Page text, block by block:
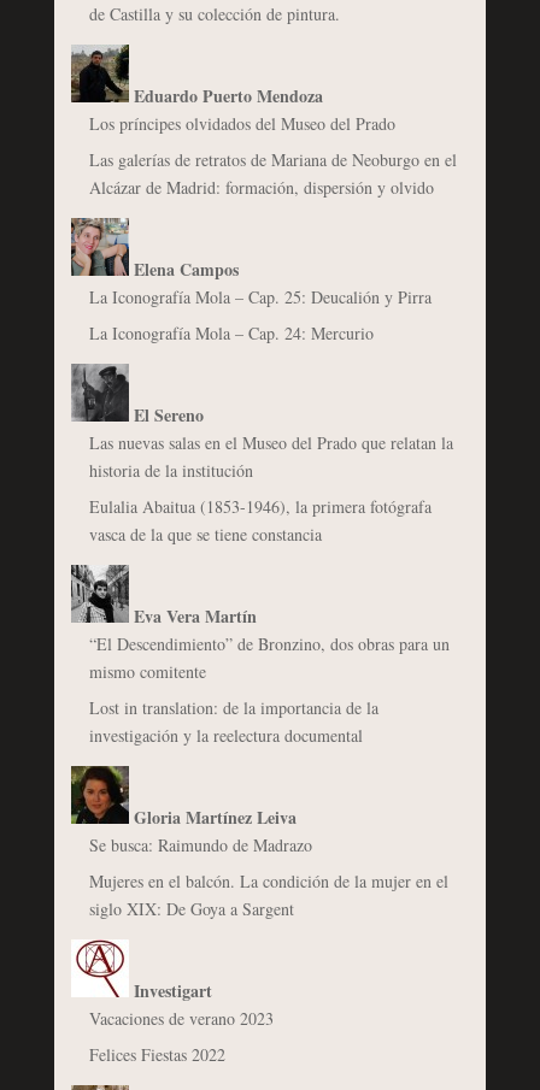
de Castilla y su colección de pintura.
Eduardo Puerto Mendoza
Los príncipes olvidados del Museo del Prado
Las galerías de retratos de Mariana de Neoburgo en el
Alcázar de Madrid: formación, dispersión y olvido
Elena Campos
La Iconografía Mola – Cap. 25: Deucalión y Pirra
La Iconografía Mola – Cap. 24: Mercurio
El Sereno
Las nuevas salas en el Museo del Prado que relatan la
historia de la institución
Eulalia Abaitua (1853-1946), la primera fotógrafa
vasca de la que se tiene constancia
Eva Vera Martín
“El Descendimiento” de Bronzino, dos obras para un
mismo comitente
Lost in translation: de la importancia de la
investigación y la reelectura documental
Gloria Martínez Leiva
Se busca: Raimundo de Madrazo
Mujeres en el balcón. La condición de la mujer en el
siglo XIX: De Goya a Sargent
Investigart
Vacaciones de verano 2023
Felices Fiestas 2022